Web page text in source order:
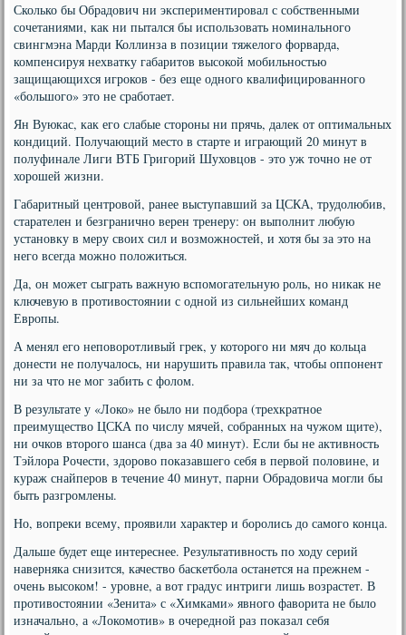
Сколько бы Обрадович ни экспериментировал с собственными
сочетаниями, как ни пытался бы использовать номинального
свингмэна Марди Коллинза в позиции тяжелого форварда,
компенсируя нехватку габаритов высокой мобильностью
защищающихся игроков - без еще одного квалифицированного
«большого» это не сработает.
Ян Вуюкас, как его слабые стороны ни прячь, далек от оптимальных
кондиций. Получающий место в старте и играющий 20 минут в
полуфинале Лиги ВТБ Григорий Шуховцов - это уж точно не от
хорошей жизни.
Габаритный центровой, ранее выступавший за ЦСКА, трудолюбив,
старателен и безгранично верен тренеру: он выполнит любую
установку в меру своих сил и возможностей, и хотя бы за это на
него всегда можно положиться.
Да, он может сыграть важную вспомогательную роль, но никак не
ключевую в противостоянии с одной из сильнейших команд
Европы.
А менял его неповоротливый грек, у которого ни мяч до кольца
донести не получалось, ни нарушить правила так, чтобы оппонент
ни за что не мог забить с фолом.
В результате у «Локо» не было ни подбора (трехкратное
преимущество ЦСКА по числу мячей, собранных на чужом щите),
ни очков второго шанса (два за 40 минут). Если бы не активность
Тэйлора Рочести, здорово показавшего себя в первой половине, и
кураж снайперов в течение 40 минут, парни Обрадовича могли бы
быть разгромлены.
Но, вопреки всему, проявили характер и боролись до самого конца.
Дальше будет еще интереснее. Результативность по ходу серий
наверняка снизится, качество баскетбола останется на прежнем -
очень высоком! - уровне, а вот градус интриги лишь возрастет. В
противостоянии «Зенита» с «Химками» явного фаворита не было
изначально, а «Локомотив» в очередной раз показал себя